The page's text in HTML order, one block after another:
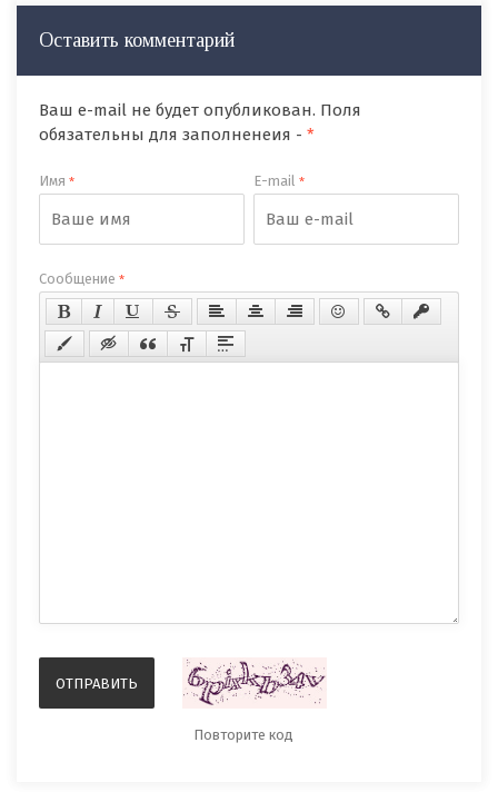
Оставить комментарий
Ваш e-mail не будет опубликован. Поля
обязательны для заполненеия - *
Имя * E-mail*
Сообщение *